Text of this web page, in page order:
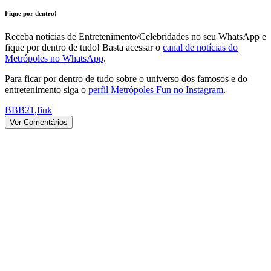
Fique por dentro!
Receba notícias de Entretenimento/Celebridades no seu WhatsApp e
fique por dentro de tudo! Basta acessar o canal de notícias do
Metrópoles no WhatsApp.
Para ficar por dentro de tudo sobre o universo dos famosos e do
entretenimento siga o perfil Metrópoles Fun no Instagram.
BBB21,fiuk
Ver Comentários